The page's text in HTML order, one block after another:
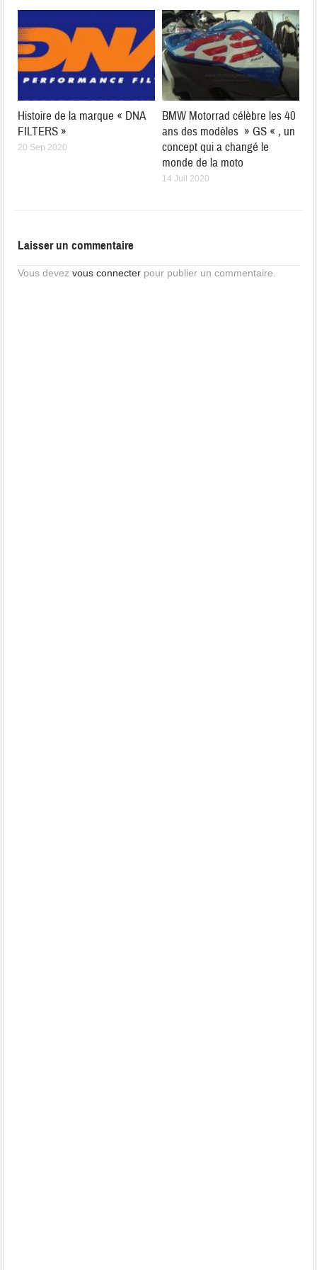
Histoire de la marque « DNA
FILTERS »
20 Sep 2020
BMW Motorrad célèbre les 40
ans des modèles » GS « , un
concept qui a changé le
monde de la moto
14 Juil 2020
Laisser un commentaire
Vous devezvous connecter pour publier un commentaire.